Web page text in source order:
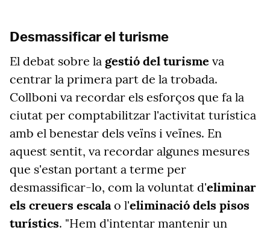
Desmassificar el turisme
El debat sobre la gestió del turisme va
centrar la primera part de la trobada.
Collboni va recordar els esforços que fa la
ciutat per comptabilitzar l'activitat turística
amb el benestar dels veïns i veïnes. En
aquest sentit, va recordar algunes mesures
que s'estan portant a terme per
desmassificar-lo, com la voluntat d'eliminar
els creuers escala o l'eliminació dels pisos
turístics. "Hem d'intentar mantenir un